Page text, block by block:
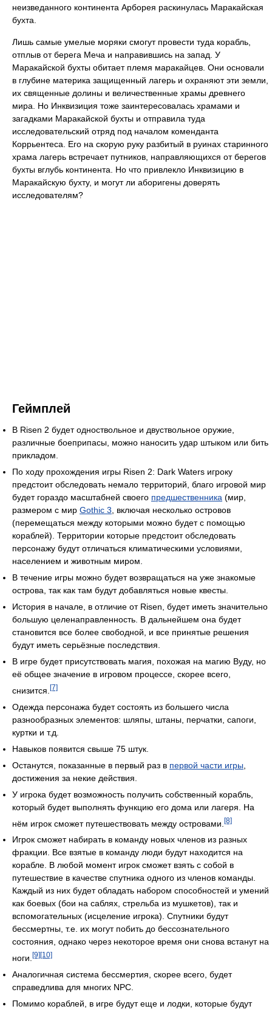
неизведанного континента Арборея раскинулась Маракайская
бухта.
Лишь самые умелые моряки смогут провести туда корабль,
отплыв от берега Меча и направившись на запад. У
Маракайской бухты обитает племя маракайцев. Они основали
в глубине материка защищенный лагерь и охраняют эти земли,
их священные долины и величественные храмы древнего
мира. Но Инквизиция тоже заинтересовалась храмами и
загадками Маракайской бухты и отправила туда
исследовательский отряд под началом коменданта
Коррьентеса. Его на скорую руку разбитый в руинах старинного
храма лагерь встречает путников, направляющихся от берегов
бухты вглубь континента. Но что привлекло Инквизицию в
Маракайскую бухту, и могут ли аборигены доверять
исследователям?
Геймплей
В Risen 2 будет одноствольное и двуствольное оружие,
различные боеприпасы, можно наносить удар штыком или бить
прикладом.
По ходу прохождения игры Risen 2: Dark Waters игроку
предстоит обследовать немало территорий, благо игровой мир
будет гораздо масштабней своего предшественника (мир,
размером с мир Gothic 3 , включая несколько островов
(перемещаться между которыми можно будет с помощью
кораблей). Территории которые предстоит обследовать
персонажу будут отличаться климатическими условиями,
населением и животным миром.
В течение игры можно будет возвращаться на уже знакомые
острова, так как там будут добавляться новые квесты.
История в начале, в отличие от Risen, будет иметь значительно
большую целенаправленность. В дальнейшем она будет
становится все более свободной, и все принятые решения
будут иметь серьёзные последствия.
В игре будет присутствовать магия, похожая на магию Вуду, но
её общее значение в игровом процессе, скорее всего,
снизится. [7]
Одежда персонажа будет состоять из большего числа
разнообразных элементов: шляпы, штаны, перчатки, сапоги,
куртки и т.д.
Навыков появится свыше 75 штук.
Останутся, показанные в первый раз в первой части игры
достижения за некие действия.
У игрока будет возможность получить собственный корабль,
который будет выполнять функцию его дома или лагеря. На
нём игрок сможет путешествовать между островами. [8]
Игрок сможет набирать в команду новых членов из разных
фракции. Все взятые в команду люди будут находится на
корабле. В любой момент игрок сможет взять с собой в
путешествие в качестве спутника одного из членов команды.
Каждый из них будет обладать набором способностей и умений
как боевых (бои на саблях, стрельба из мушкетов), так и
вспомогательных (исцеление игрока). Спутники будут
бессмертны, т.е. их могут побить до бессознательного
состояния, однако через некоторое время они снова встанут на
ноги. [9] [10]
Аналогичная система бессмертия, скорее всего, будет
справедлива для многих NPC.
Помимо кораблей, в игре будут еще и лодки, которые будут